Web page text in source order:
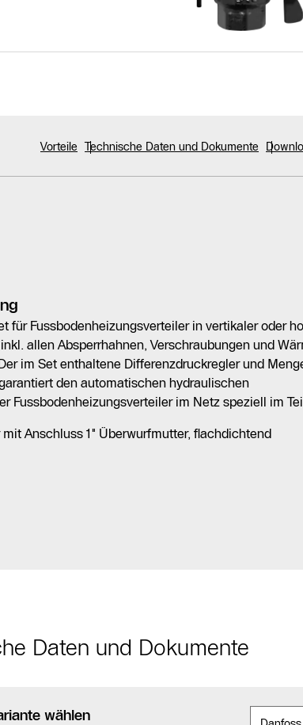
Vorteile Technische Daten und Dokumente
für Fussbodenheizungsverteiler in vertikaler oder
allen Absperrhahnen, Verschraubungen und
im Set enthaltene Differenzdruckregler und
den automatischen hydraulischen
Fussbodenheizungsverteiler im Netz speziell im
mit Anschluss 1" Überwurfmutter, flachdichtend
Daten und Dokumente
wählen